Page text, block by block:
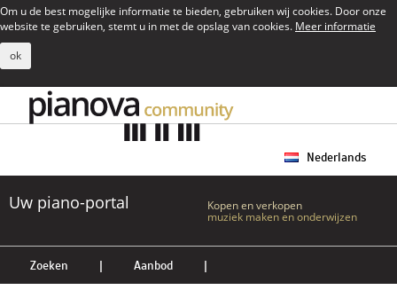
Om u de best mogelijke informatie te bieden, gebruiken wij cookies. Door onze
website te gebruiken, stemt u in met de opslag van cookies. Meer informatie
ok
Nederlands
Uw piano-portal Kopen en verkopen
muziek maken en onderwijzen
Zoeken | Aanbod |